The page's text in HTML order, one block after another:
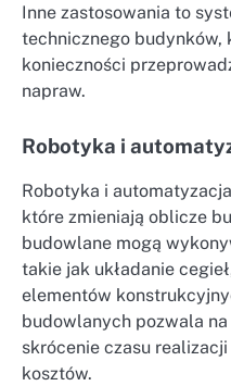
Inne zastosowania to
technicznego budynków,
konieczności
napraw.
Robotyka i
Robotyka i
które zmieniają oblicze
budowlane mogą
takie jak układanie
elementów
budowlanych pozwala
skrócenie czasu
kosztów.